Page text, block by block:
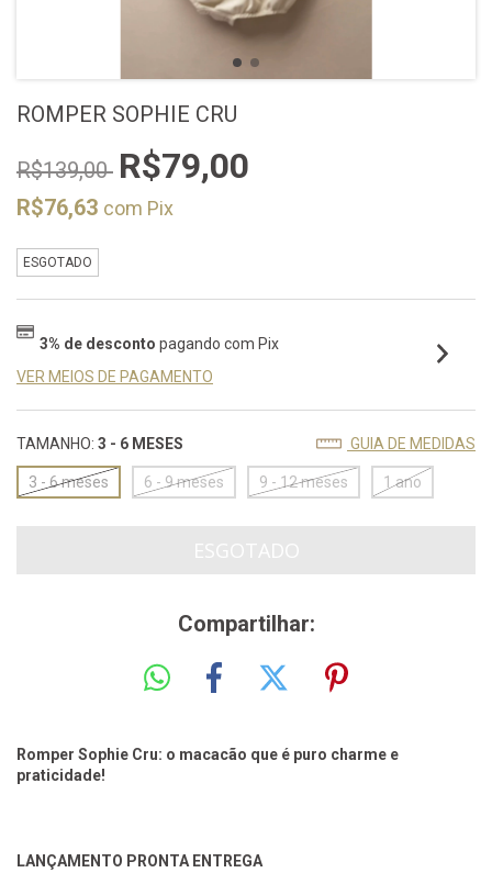
ROMPER SOPHIE CRU
R$139,00 R$79,00
R$76,63 com Pix
ESGOTADO
3% de desconto pagando com Pix
VER MEIOS DE PAGAMENTO
TAMANHO: 3 - 6 MESES GUIA DE MEDIDAS
3 - 6 meses 6 - 9 meses 9 - 12 meses 1 ano
Compartilhar:
Romper Sophie Cru: o macacão que é puro charme e
praticidade!
LANÇAMENTO PRONTA ENTREGA